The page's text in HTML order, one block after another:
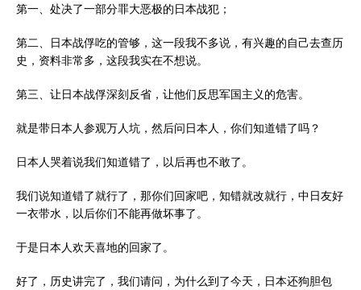
第一、处决了一部分罪大恶极的日本战犯；
第二、日本战俘吃的管够，这一段我不多说，有兴趣的自己去查历
史，资料非常多，这段我实在不想说。
第三、让日本战俘深刻反省，让他们反思军国主义的危害。
就是带日本人参观万人坑，然后问日本人，你们知道错了吗？
日本人哭着说我们知道错了，以后再也不敢了。
我们说知道错了就行了，那你们回家吧，知错就改就行，中日友好
一衣带水，以后你们不能再做坏事了。
于是日本人欢天喜地的回家了。
好了，历史讲完了，我们请问，为什么到了今天，日本还狗胆包